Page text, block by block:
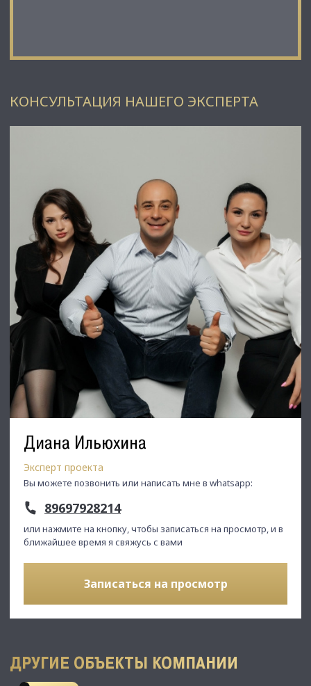
КОНСУЛЬТАЦИЯ НАШЕГО ЭКСПЕРТА
Диана Ильюхина
Эксперт проекта
Вы можете позвонить или написать мне в whatsapp:
89697928214
или нажмите на кнопку, чтобы записаться на просмотр, и в
ближайшее время я свяжусь с вами
Записаться на просмотр
ДРУГИЕ ОБЪЕКТЫ КОМПАНИИ